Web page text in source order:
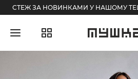
СТЕЖ ЗА НОВИНКАМИ У НАШОМУ